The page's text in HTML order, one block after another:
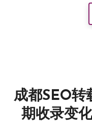
成都SEO转
期收录变